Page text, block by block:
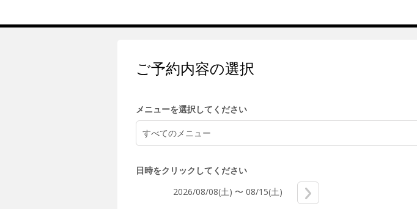
ご予約内容の選択
メニューを選択してください
すべてのメニュー
日時をクリックしてください
2026/08/08(土) 〜 08/15(土)